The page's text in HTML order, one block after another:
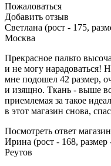
Пожаловаться
Добавить отзыв
Светлана (рост - 175,
Москва
Прекрасное пальто
и не могу нарадоваться!
мне подошел 42 размер,
и изящно. Ткань - выше
приемлемая за такое
в этот магазин снова,
Посмотреть ответ
Ирина (рост - 168,
Реутов